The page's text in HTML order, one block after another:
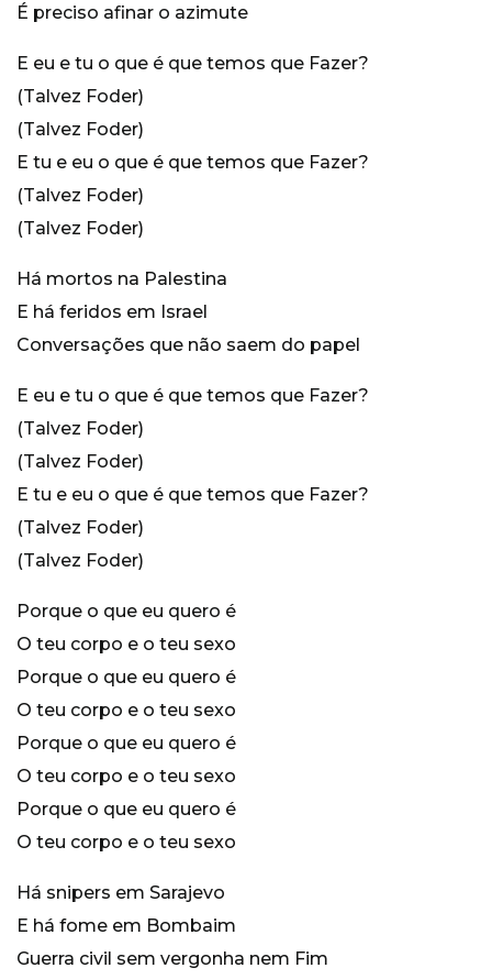
É preciso afinar o azimute
E eu e tu o que é que temos que Fazer?
(Talvez Foder)
(Talvez Foder)
E tu e eu o que é que temos que Fazer?
(Talvez Foder)
(Talvez Foder)
Há mortos na Palestina
E há feridos em Israel
Conversações que não saem do papel
E eu e tu o que é que temos que Fazer?
(Talvez Foder)
(Talvez Foder)
E tu e eu o que é que temos que Fazer?
(Talvez Foder)
(Talvez Foder)
Porque o que eu quero é
O teu corpo e o teu sexo
Porque o que eu quero é
O teu corpo e o teu sexo
Porque o que eu quero é
O teu corpo e o teu sexo
Porque o que eu quero é
O teu corpo e o teu sexo
Há snipers em Sarajevo
E há fome em Bombaim
Guerra civil sem vergonha nem Fim